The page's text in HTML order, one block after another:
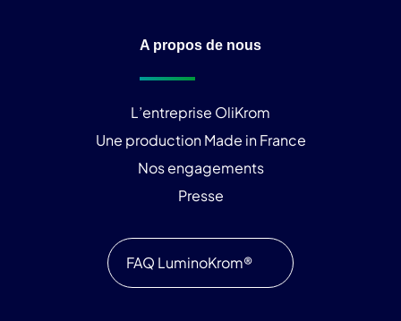
A propos de nous
L’entreprise OliKrom
Une production Made in France
Nos engagements
Presse
FAQ LuminoKrom®